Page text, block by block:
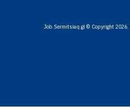
Job.Sermitsiaq.gl © Copyright